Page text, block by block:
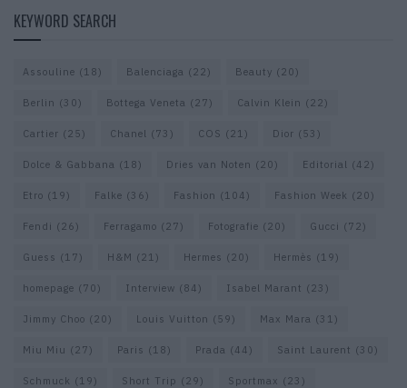
KEYWORD SEARCH
Assouline (18) Balenciaga (22) Beauty (20)
Berlin (30) Bottega Veneta (27) Calvin Klein (22)
Cartier (25) Chanel (73) COS (21) Dior (53)
Dolce & Gabbana (18) Dries van Noten (20) Editorial (42)
Etro (19) Falke (36) Fashion (104) Fashion Week (20)
Fendi (26) Ferragamo (27) Fotografie (20) Gucci (72)
Guess (17) H&M (21) Hermes (20) Hermès (19)
homepage (70) Interview (84) Isabel Marant (23)
Jimmy Choo (20) Louis Vuitton (59) Max Mara (31)
Miu Miu (27) Paris (18) Prada (44) Saint Laurent (30)
Schmuck (19) Short Trip (29) Sportmax (23)